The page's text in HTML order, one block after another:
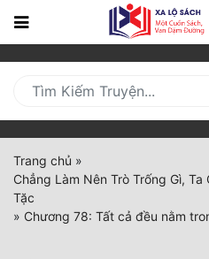
Trang
Mới
Cập
Nhật
(current)
BXH
Trang chủ »
Chẳng Làm Nên Trò Trống Gì,
Tặc
» Chương 78: Tất cả đều nằm